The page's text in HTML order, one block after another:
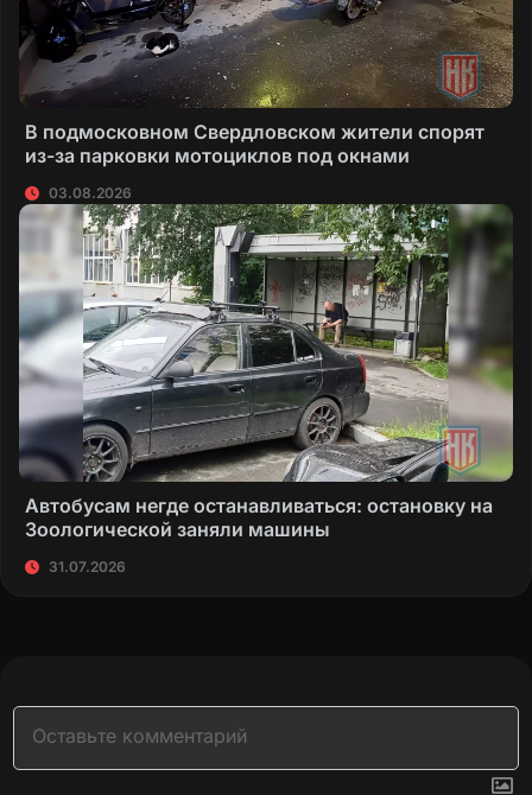
В подмосковном Свердловском жители спорят
из-за парковки мотоциклов под окнами
03.08.2026
Автобусам негде останавливаться: остановку на
Зоологической заняли машины
31.07.2026